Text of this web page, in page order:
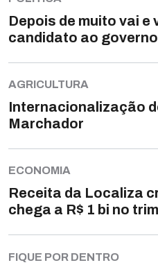
Depois de muito vai e
candidato ao
AGRICULTURA
Internacionalização
Marchador
ECONOMIA
Receita da Localiza
chega a R$ 1 bi no
FIQUE POR DENTRO